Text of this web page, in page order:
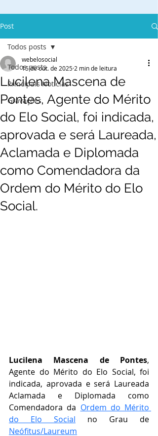
Post
Todos posts
Principais Notícias
Gravações
Todos posts
Lucilena Mascena de
Pontes, Agente do Mérito
do Elo Social, foi indicada,
aprovada e será Laureada,
Aclamada e Diplomada
como Comendadora da
Ordem do Mérito do Elo
Social.
webelosocial
15 de out. de 2025 2 min de leitura
Lucilena Mascena de Pontes,
Agente do Mérito do Elo Social, foi
indicada, aprovada e será Laureada
Aclamada e Diplomada como
Comendadora da Ordem do Mérito
do Elo Social
Neófitus/Laureum